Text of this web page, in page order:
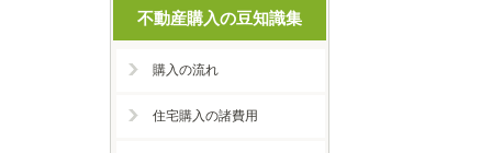
不動産購入の豆知識集
購入の流れ
住宅購入の諸費用